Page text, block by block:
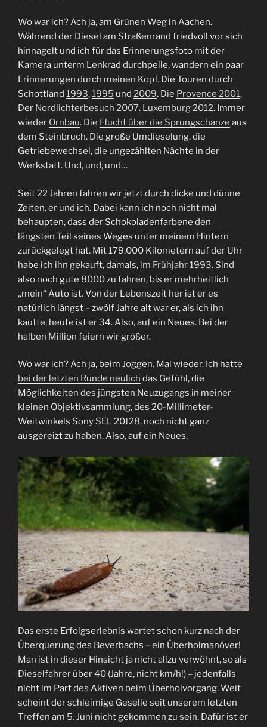
Wo war ich? Ach ja, am Grünen Weg in Aachen.
Während der Diesel am Straßenrand friedvoll vor sich
hinnagelt und ich für das Erinnerungsfoto mit der
Kamera unterm Lenkrad durchpeile, wandern ein paar
Erinnerungen durch meinen Kopf. Die Touren durch
Schottland 1993,1995 und 2009. Die Provence 2001.
Der Nordlichterbesuch 2007. Luxemburg 2012. Immer
wieder Ornbau. Die Flucht über die Sprungschanze aus
dem Steinbruch. Die große Umdieselung, die
Getriebewechsel, die ungezählten Nächte in der
Werkstatt. Und, und, und…
Seit 22 Jahren fahren wir jetzt durch dicke und dünne
Zeiten, er und ich. Dabei kann ich noch nicht mal
behaupten, dass der Schokoladenfarbene den
längsten Teil seines Weges unter meinem Hintern
zurückgelegt hat. Mit 179.000 Kilometern auf der Uhr
habe ich ihn gekauft, damals, im Frühjahr 1993. Sind
also noch gute 8000 zu fahren, bis er mehrheitlich
„mein“ Auto ist. Von der Lebenszeit her ist er es
natürlich längst – zwölf Jahre alt war er, als ich ihn
kaufte, heute ist er 34. Also, auf ein Neues. Bei der
halben Million feiern wir größer.
Wo war ich? Ach ja, beim Joggen. Mal wieder. Ich hatte
bei der letzten Runde neulich das Gefühl, die
Möglichkeiten des jüngsten Neuzugangs in meiner
kleinen Objektivsammlung, des 20-Millimeter-
Weitwinkels Sony SEL 20f28, noch nicht ganz
ausgereizt zu haben. Also, auf ein Neues.
Das erste Erfolgserlebnis wartet schon kurz nach der
Überquerung des Beverbachs – ein Überholmanöver!
Man ist in dieser Hinsicht ja nicht allzu verwöhnt, so als
Dieselfahrer über 40 (Jahre, nicht km/h!) – jedenfalls
nicht im Part des Aktiven beim Überholvorgang. Weit
scheint der schleimige Geselle seit unserem letzten
Treffen am 5. Juni nicht gekommen zu sein. Dafür ist er